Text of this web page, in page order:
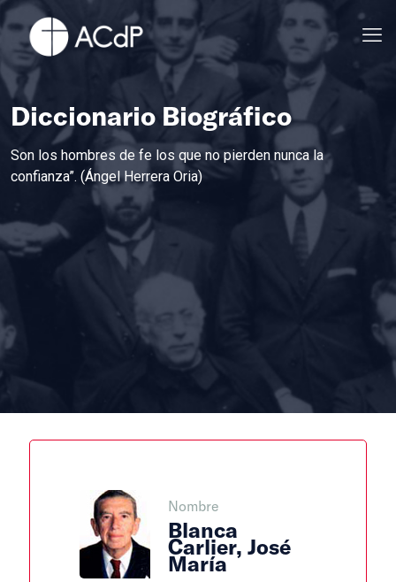
Diccionario Biográfico
Son los hombres de fe los que no pierden nunca la
confianza”. (Ángel Herrera Oria)
Nombre
Blanca
Carlier, José
María